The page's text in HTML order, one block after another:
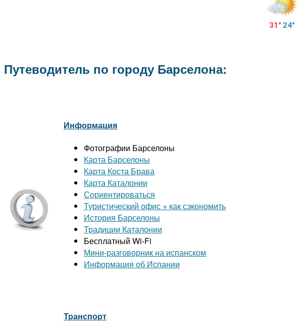
Путеводитель по городу Барселона:
Информация
Фотографии Барселоны
Карта Барселоны
Карта Коста Брава
Карта Каталонии
Сориентироваться
Туристический офис + как сэкономить
История Барселоны
Традиции Каталонии
Бесплатный Wi-Fi
Мини-разговорник на испанском
Информация об Испании
Транспорт